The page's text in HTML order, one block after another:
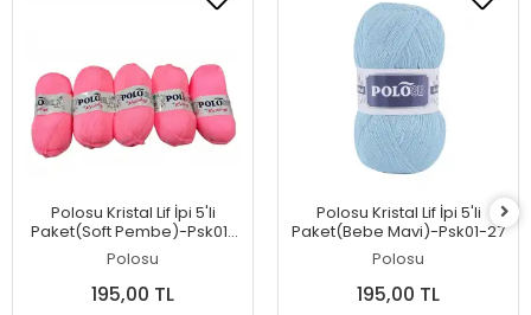
Polosu Kristal Lif İpi 5'li
Paket(Soft Pembe)-Psk01-
28
Polosu
195,00 TL
Polosu Kristal Lif İpi 5'li
Paket(Bebe Mavi)-Psk01-27
Polosu
195,00 TL